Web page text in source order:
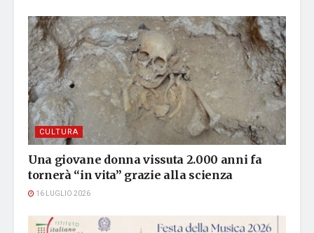
CULTURA
Una giovane donna vissuta 2.000 anni fa
tornerà “in vita” grazie alla scienza
16 LUGLIO 2026